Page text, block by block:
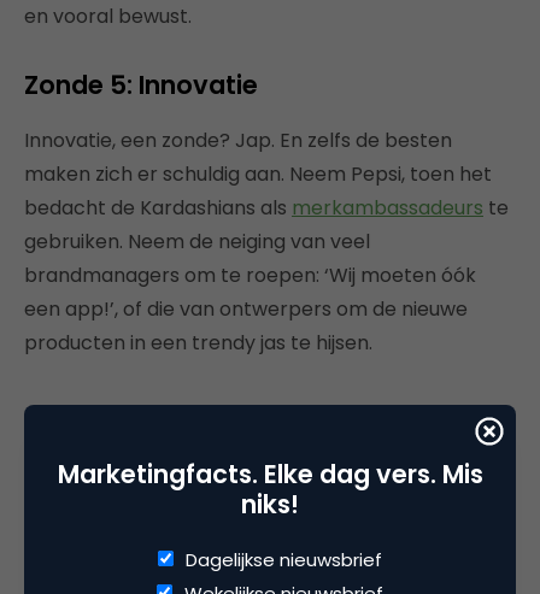
en vooral bewust.
Zonde 5: Innovatie
Innovatie, een zonde? Jap. En zelfs de besten
maken zich er schuldig aan. Neem Pepsi, toen het
bedacht de Kardashians als merkambassadeurs te
gebruiken. Neem de neiging van veel
brandmanagers om te roepen: ‘Wij moeten óók
een app!’, of die van ontwerpers om de nieuwe
producten in een trendy jas te hijsen.
gedoemd te mislukken
Open staan voor nieuwe ideeën en kansen is goed,
Marketingfacts. Elke dag vers. Mis
niks!
Dagelijkse nieuwsbrief